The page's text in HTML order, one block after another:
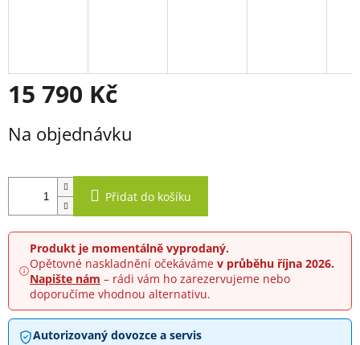
15 790 Kč
cena:
Na objednávku
Přidat do košíku
Produkt je momentálně vyprodaný.
Opětovné naskladnění očekávámev průběhu října 2026.
Napište nám – rádi vám ho zarezervujeme nebo
doporučíme vhodnou alternativu.
Autorizovaný dovozce a servis